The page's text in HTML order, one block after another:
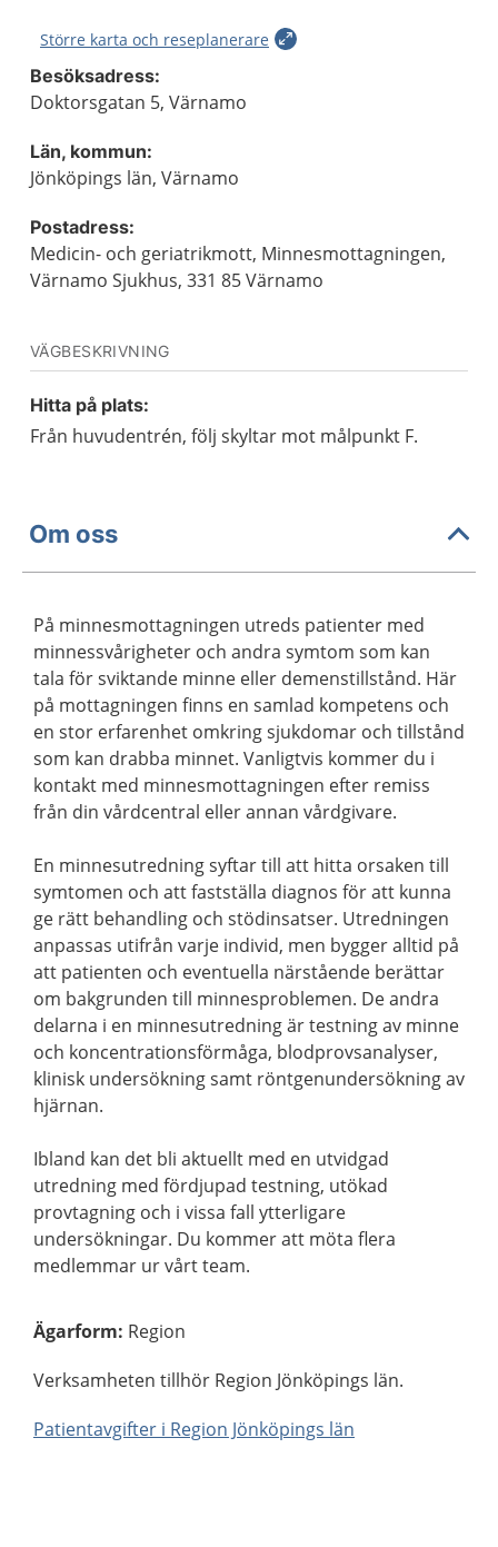
Större karta och reseplanerare
Besöksadress:
Doktorsgatan 5, Värnamo
Län, kommun:
Jönköpings län, Värnamo
Postadress:
Medicin- och geriatrikmott, Minnesmottagningen,
Värnamo Sjukhus, 331 85 Värnamo
VÄGBESKRIVNING
Hitta på plats:
Från huvudentrén, följ skyltar mot målpunkt F.
Om oss
På minnesmottagningen utreds patienter med
minnessvårigheter och andra symtom som kan
tala för sviktande minne eller demenstillstånd. Här
på mottagningen finns en samlad kompetens och
en stor erfarenhet omkring sjukdomar och tillstånd
som kan drabba minnet. Vanligtvis kommer du i
kontakt med minnesmottagningen efter remiss
från din vårdcentral eller annan vårdgivare.
En minnesutredning syftar till att hitta orsaken till
symtomen och att fastställa diagnos för att kunna
ge rätt behandling och stödinsatser. Utredningen
anpassas utifrån varje individ, men bygger alltid på
att patienten och eventuella närstående berättar
om bakgrunden till minnesproblemen. De andra
delarna i en minnesutredning är testning av minne
och koncentrationsförmåga, blodprovsanalyser,
klinisk undersökning samt röntgenundersökning av
hjärnan.
Ibland kan det bli aktuellt med en utvidgad
utredning med fördjupad testning, utökad
provtagning och i vissa fall ytterligare
undersökningar. Du kommer att möta flera
medlemmar ur vårt team.
Ägarform: Region
Verksamheten tillhör Region Jönköpings län.
Patientavgifter i Region Jönköpings län